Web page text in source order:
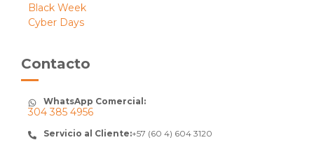
Black Week
Cyber Days
Contacto
WhatsApp Comercial:
304 385 4956
Servicio al Cliente:+57 (60 4) 604 3120